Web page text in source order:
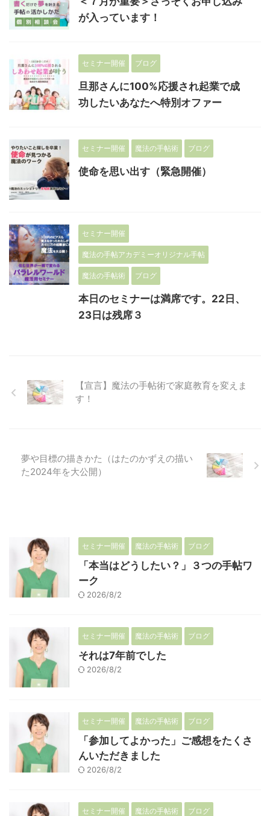
が入っています！
セミナー開催 ブログ
旦那さんに100%応援され起業で成
功したいあなたへ特別オファー
セミナー開催 魔法の手帖術 ブログ
使命を思い出す（緊急開催）
セミナー開催
魔法の手帖アカデミーオリジナル手帖
魔法の手帖術 ブログ
本日のセミナーは満席です。22日、
23日は残席３
【宣言】魔法の手帖術で家庭教育を変えま
す！
夢や目標の描きかた（はたのかずえの描い
た2024年を大公開）
セミナー開催 魔法の手帖術 ブログ
「本当はどうしたい？」３つの手帖ワ
ーク
2026/8/2
セミナー開催 魔法の手帖術 ブログ
それは7年前でした
2026/8/2
セミナー開催 魔法の手帖術 ブログ
「参加してよかった」ご感想をたくさ
んいただきました
2026/8/2
セミナー開催 魔法の手帖術 ブログ